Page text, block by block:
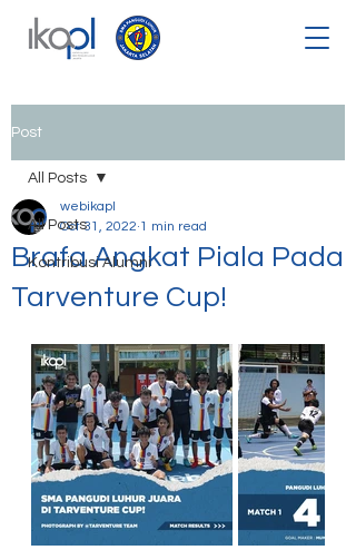
Post
All Posts
Kontribusi Alumni
All Posts
Brafa Angkat Piala Pada
Tarventure Cup!
webikapl
Oct 31, 2022 1 min read